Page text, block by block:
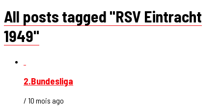
All posts tagged "RSV Eintracht
1949"
2.Bundesliga
/ 10 mois ago